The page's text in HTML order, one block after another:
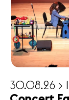
30.08.26 >